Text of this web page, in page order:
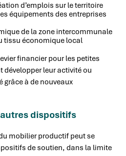
d’emplois sur le territoire
équipements des entreprises
de la zone intercommunale
tissu économique local
financier pour les petites
leur activité ou
à de nouveaux
dispositifs
mobilier productif peut se
de soutien, dans la limite